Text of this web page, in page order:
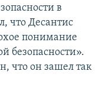
в
что Десантис
понимание
безопасности».
что он зашел так